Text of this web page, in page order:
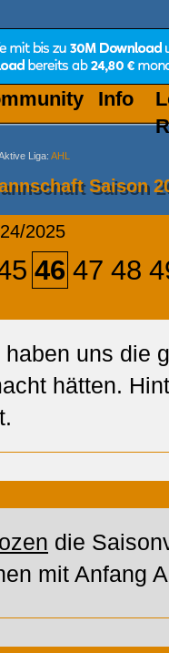
Info
Liga: AHL
Saison
2025
46 47 48
uns die
hätten.
die
mit